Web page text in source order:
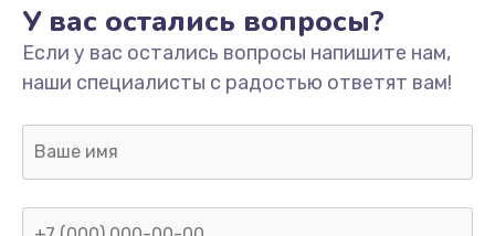
У вас остались вопросы?
Если у вас остались вопросы напишите нам,
наши специалисты с радостью ответят вам!